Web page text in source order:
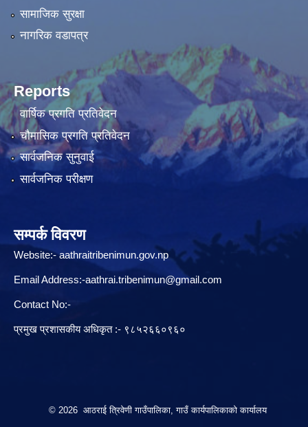
सामाजिक सुरक्षा
नागरिक वडापत्र
Reports
वार्षिक प्रगति प्रतिवेदन
चौमासिक प्रगति प्रतिवेदन
सार्वजनिक सुनुवाई
सार्वजनिक परीक्षण
सम्पर्क विवरण
Website:-aathraitribenimun.gov.np
Email Address:-aathrai.tribenimun@gmail.com
Contact No:-
प्रमुख प्रशासकीय अधिकृत :- ९८५२६६०९६०
© 2026 आठराई त्रिवेणी गाउँपालिका, गाउँ कार्यपालिकाको कार्यालय